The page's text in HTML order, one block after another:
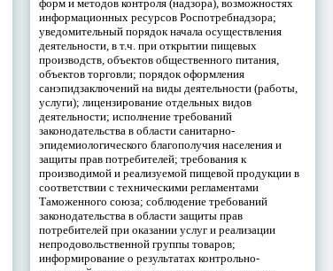
форм и методов контроля (надзора), возможностях
информационных ресурсов Роспотребнадзора;
уведомительный порядок начала осуществления
деятельности, в т.ч. при открытии пищевых
производств, объектов общественного питания,
объектов торговли; порядок оформления
санэпидзаключений на виды деятельности (работы,
услуги); лицензирование отдельных видов
деятельности; исполнение требований
законодательства в области санитарно-
эпидемиологического благополучия населения и
защиты прав потребителей; требования к
производимой и реализуемой пищевой продукции в
соответствии с техническими регламентами
Таможенного союза; соблюдение требований
законодательства в области защиты прав
потребителей при оказании услуг и реализации
непродовольственной группы товаров;
информирование о результатах контрольно-